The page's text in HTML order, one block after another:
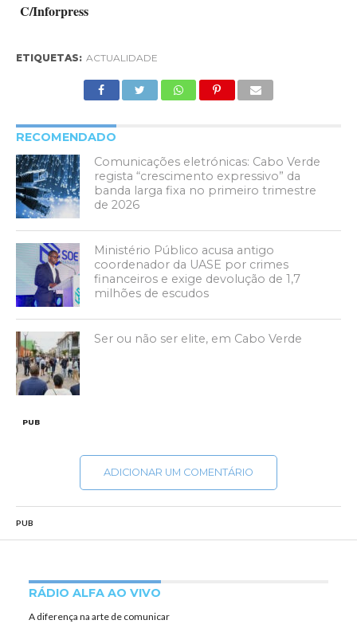
C/Inforpress
ETIQUETAS: ACTUALIDADE
RECOMENDADO
Comunicações eletrónicas: Cabo Verde
regista “crescimento expressivo” da
banda larga fixa no primeiro trimestre
de 2026
Ministério Público acusa antigo
coordenador da UASE por crimes
financeiros e exige devolução de 1,7
milhões de escudos
Ser ou não ser elite, em Cabo Verde
PUB
ADICIONAR UM COMENTÁRIO
PUB
RÁDIO ALFA AO VIVO
A diferença na arte de comunicar